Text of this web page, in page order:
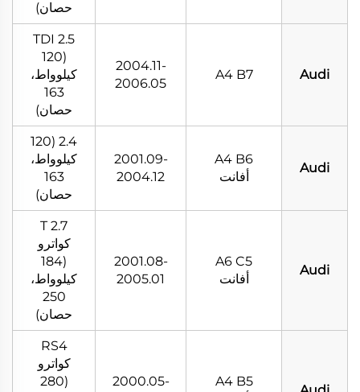
حصان)
Audi
A4 B7
2004.11-
2006.05
2.5 TDI
(120
كيلوواط،
163
حصان)
Audi
A4 B6
أفانت
2001.09-
2004.12
2.4 (120
كيلوواط،
163
حصان)
Audi
A6 C5
أفانت
2001.08-
2005.01
2.7 T
كواترو
(184
كيلوواط،
250
حصان)
A4 B5
2000.05-
RS4
كواترو
(280